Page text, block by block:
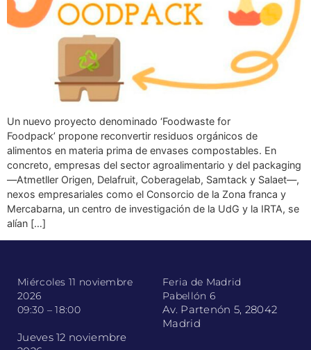
Un nuevo proyecto denominado ‘Foodwaste for
Foodpack’ propone reconvertir residuos orgánicos de
alimentos en materia prima de envases compostables. En
concreto, empresas del sector agroalimentario y del packaging
―Atmetller Origen, Delafruit, Coberagelab, Samtack y Salaet―,
nexos empresariales como el Consorcio de la Zona franca y
Mercabarna, un centro de investigación de la UdG y la IRTA, se
alían […]
Miércoles 11 noviembre
2026
09:30 – 18:00
Jueves 12 noviembre
Feria de Madrid
Pabellón 6
Av. Partenón 5, 28042
Madrid